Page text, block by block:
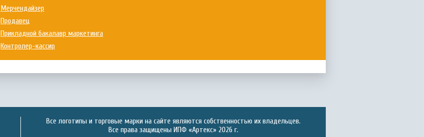
Мерчендайзер
Продавец
Прикладной бакалавр маркетинга
Контролер-кассир
Все логотипы и торговые марки на сайте являются собственностью их владельцев.
Все права защищены ИПФ «Артекс» 2026 г.